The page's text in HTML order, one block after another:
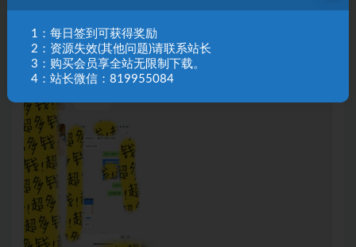
1：每日签到可获得奖励
2：资源失效(其他问题)请联系站长
3：购买会员享全站无限制下载。
4：站长微信：819955084